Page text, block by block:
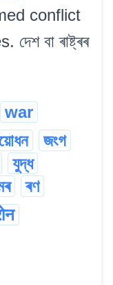
conflict
বা ৰাষ্ট্ৰৰ
war
জংগ
যুদ্ধ
ৰণ